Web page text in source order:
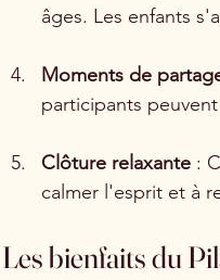
âges. Les enfants
Moments de
participants
Clôture relaxante :
calmer l'esprit et à
Les bienfaits du